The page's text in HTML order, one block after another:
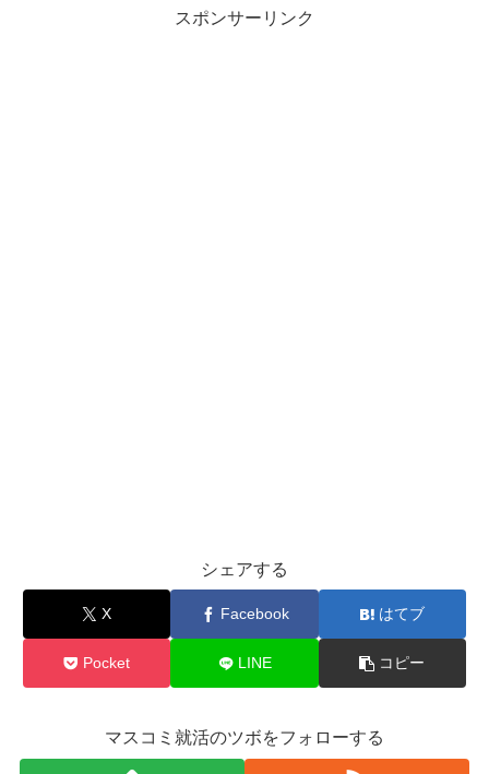
スポンサーリンク
シェアする
X Facebook はてブ
Pocket LINE コピー
マスコミ就活のツボをフォローする